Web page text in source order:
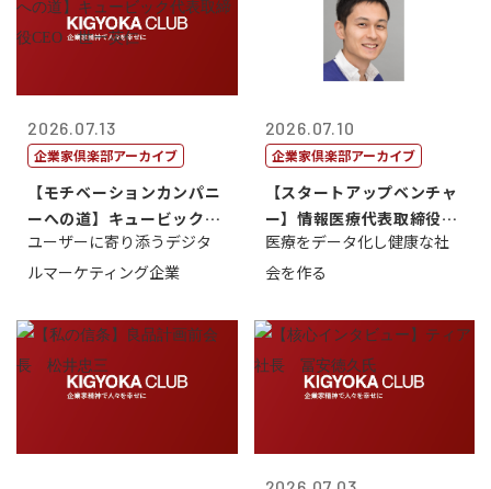
2026.07.13
企業家倶楽部アーカイブ
【モチベーションカンパニ
ーへの道】キュービック代
表取締役CE...
ユーザーに寄り添うデジタ
ルマーケティング企業
2026.07.10
企業家倶楽部アーカイブ
【スタートアップベンチャ
ー】情報医療代表取締役
原 聖吾
医療をデータ化し健康な社
会を作る